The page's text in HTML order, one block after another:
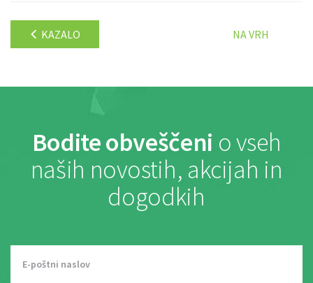
KAZALO NA VRH
Bodite obveščeni o vseh
naših novostih, akcijah in
dogodkih